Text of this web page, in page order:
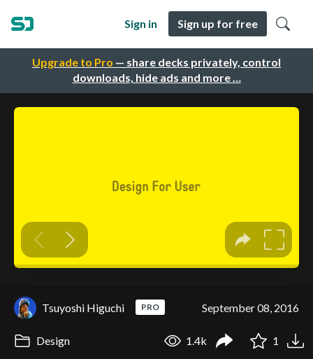
Upgrade to Pro — share decks privately, control
downloads, hide ads and more …
Sign in Sign up for free
Tsuyoshi Higuchi PRO September 08, 2016
Design 1.4k 1